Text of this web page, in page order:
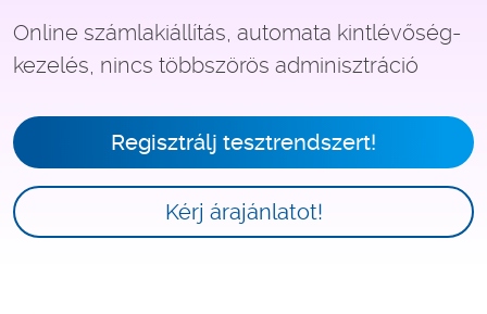
Online számlakiállítás, automata kintlévőség-
kezelés, nincs többszörös adminisztráció
Regisztrálj tesztrendszert!
Kérj árajánlatot!